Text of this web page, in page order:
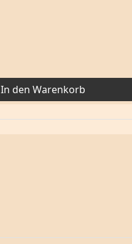
In den Warenkorb